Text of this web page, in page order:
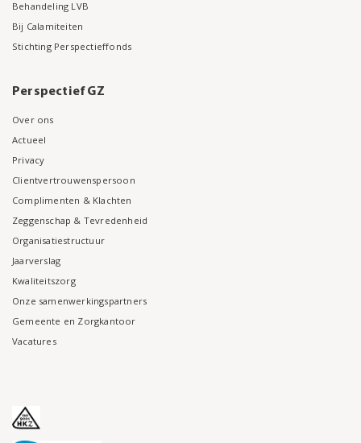
Behandeling LVB
Bij Calamiteiten
Stichting Perspectieffonds
Perspectief GZ
Over ons
Actueel
Privacy
Clientvertrouwenspersoon
Complimenten & Klachten
Zeggenschap & Tevredenheid
Organisatiestructuur
Jaarverslag
Kwaliteitszorg
Onze samenwerkingspartners
Gemeente en Zorgkantoor
Vacatures